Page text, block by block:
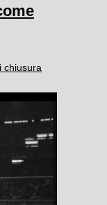
chiusura